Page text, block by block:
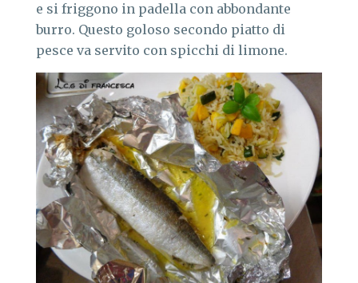
e si friggono in padella con abbondante
burro. Questo goloso secondo piatto di
pesce va servito con spicchi di limone.